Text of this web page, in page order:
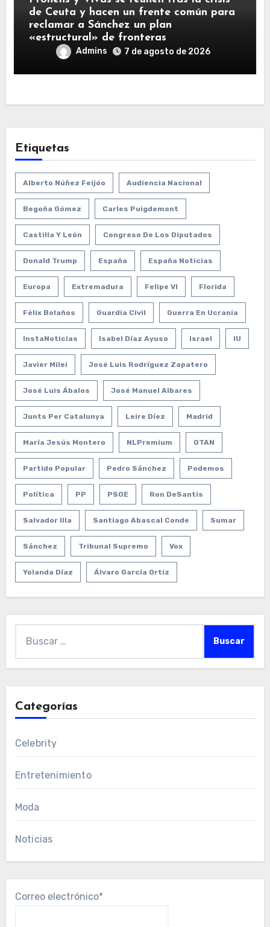
de Ceuta y hacen un frente común para
reclamar a Sánchez un plan
«estructural» de fronteras
Admins 7 de agosto de 2026
Etiquetas
Alberto Núñez Feijóo Audiencia Nacional
Begoña Gómez Carles Puigdemont
Castilla Y León Congreso De Los Diputados
Donald Trump España España Noticias
Europa Extremadura Felipe VI Florida
Félix Bolaños Guardia Civil Guerra En Ucrania
InstaNoticias Isabel Díaz Ayuso Israel IU
Javier Milei José Luis Rodríguez Zapatero
José Luis Ábalos José Manuel Albares
Junts Per Catalunya Leire Díez Madrid
María Jesús Montero NLPremium OTAN
Partido Popular Pedro Sánchez Podemos
Política PP PSOE Ron DeSantis
Salvador Illa Santiago Abascal Conde Sumar
Sánchez Tribunal Supremo Vox
Yolanda Díaz Álvaro García Ortiz
Categorías
Celebrity
Entretenimiento
Moda
Noticias
Correo electrónico*